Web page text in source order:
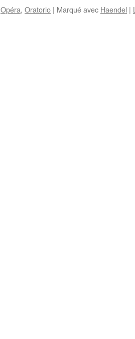
Opéra, Oratorio | Marqué avec Haendel |